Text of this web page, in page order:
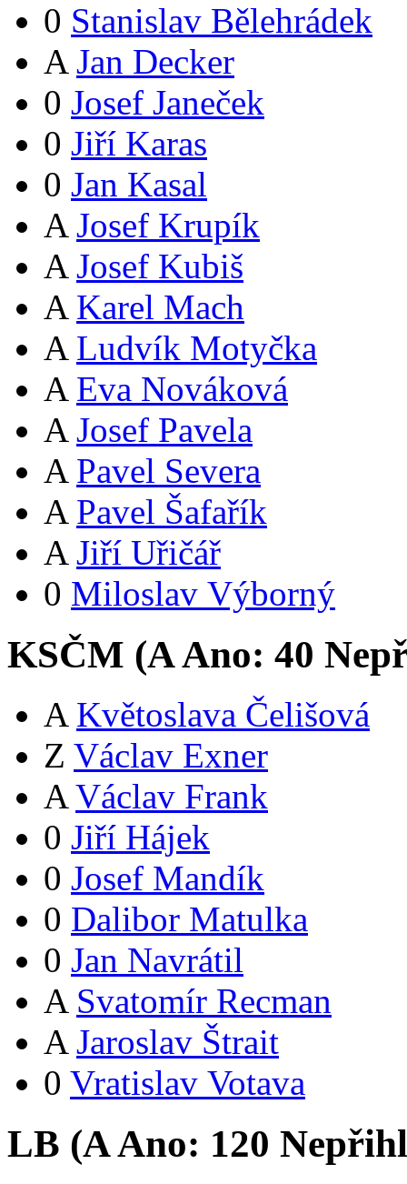
0 Stanislav Bělehrádek
A Jan Decker
0 Josef Janeček
0 Jiří Karas
0 Jan Kasal
A Josef Krupík
A Josef Kubiš
A Karel Mach
A Ludvík Motyčka
A Eva Nováková
A Josef Pavela
A Pavel Severa
A Pavel Šafařík
A Jiří Uřičář
0 Miloslav Výborný
KSČM (AAno: 40
A Květoslava Čelišová
Z Václav Exner
A Václav Frank
0 Jiří Hájek
0 Josef Mandík
0 Dalibor Matulka
0 Jan Navrátil
A Svatomír Recman
A Jaroslav Štrait
0 Vratislav Votava
LB (AAno: 120